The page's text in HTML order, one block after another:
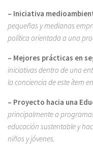
– Iniciativa
pequeñas y medianas
política orientada a una
– Mejores prácticas en
iniciativas dentro de una
la conciencia de este ítem
– Proyecto hacia una
principalmente a
educación sustentable y
niños y jóvenes.